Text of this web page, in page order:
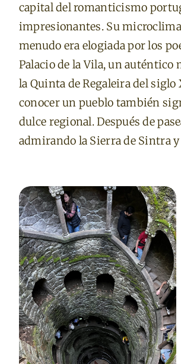
capital del romanticismo
impresionantes. Su
menudo era elogiada por los
Palacio de la Vila, un auténtico
la Quinta de Regaleira del
conocer un pueblo también
dulce regional. Después de
admirando la Sierra de Sintra y